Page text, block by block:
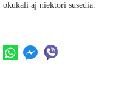
okukali aj niektorí susedia.